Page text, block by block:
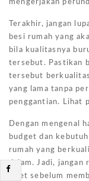
mengerjakan
Terakhir, jangan
besi rumah yang
bila kualitasnya
tersebut. Pastikan
tersebut
yang lama tanpa
penggantian. Lihat
Dengan mengenal
budget dan
rumah yang
dalam. Jadi,
riset sebelum